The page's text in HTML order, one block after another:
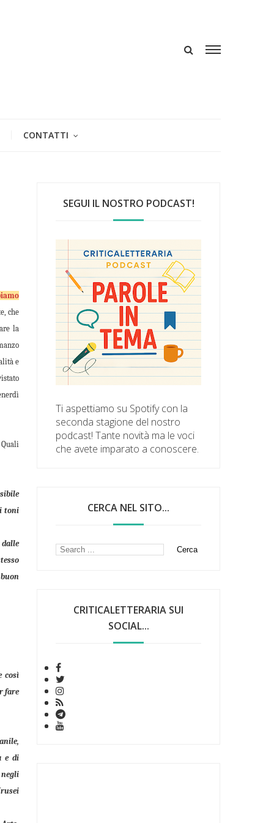
CONTATTI
che
la
e
toni
dalle
così
fare
e di
negli
SEGUI IL NOSTRO PODCAST!
Ti aspettiamo su Spotify con la
seconda stagione del nostro
podcast! Tante novità ma le voci
che avete imparato a conoscere.
CERCA NEL SITO...
CRITICALETTERARIA SUI
SOCIAL...